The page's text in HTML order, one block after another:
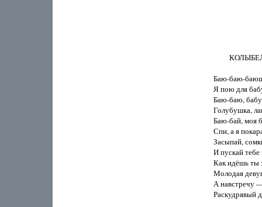
Баю-баю-
Я пою для
Баю-баю,
Голубушка,
Баю-бай, моя
Спи, а я
Засыпай,
И пускай тебе
Как идёшь ты
Молодая
А навстречу
Раскудрявый